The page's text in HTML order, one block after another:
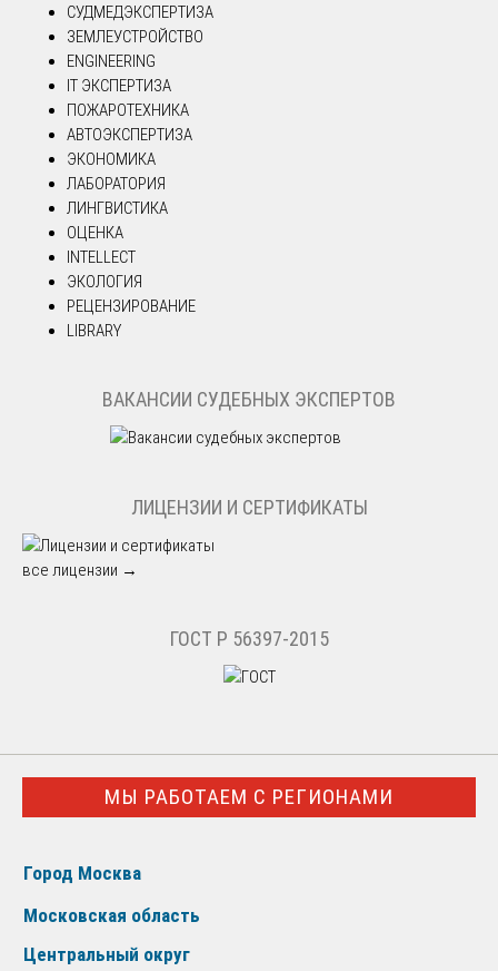
СУДМЕДЭКСПЕРТИЗА
ЗЕМЛЕУСТРОЙСТВО
ENGINEERING
IT ЭКСПЕРТИЗА
ПОЖАРОТЕХНИКА
АВТОЭКСПЕРТИЗА
ЭКОНОМИКА
ЛАБОРАТОРИЯ
ЛИНГВИСТИКА
ОЦЕНКА
INTELLECT
ЭКОЛОГИЯ
РЕЦЕНЗИРОВАНИЕ
LIBRARY
ВАКАНСИИ СУДЕБНЫХ ЭКСПЕРТОВ
ЛИЦЕНЗИИ И СЕРТИФИКАТЫ
все лицензии →
ГОСТ Р 56397-2015
МЫ РАБОТАЕМ С РЕГИОНАМИ
Город Москва
Московская область
Центральный округ